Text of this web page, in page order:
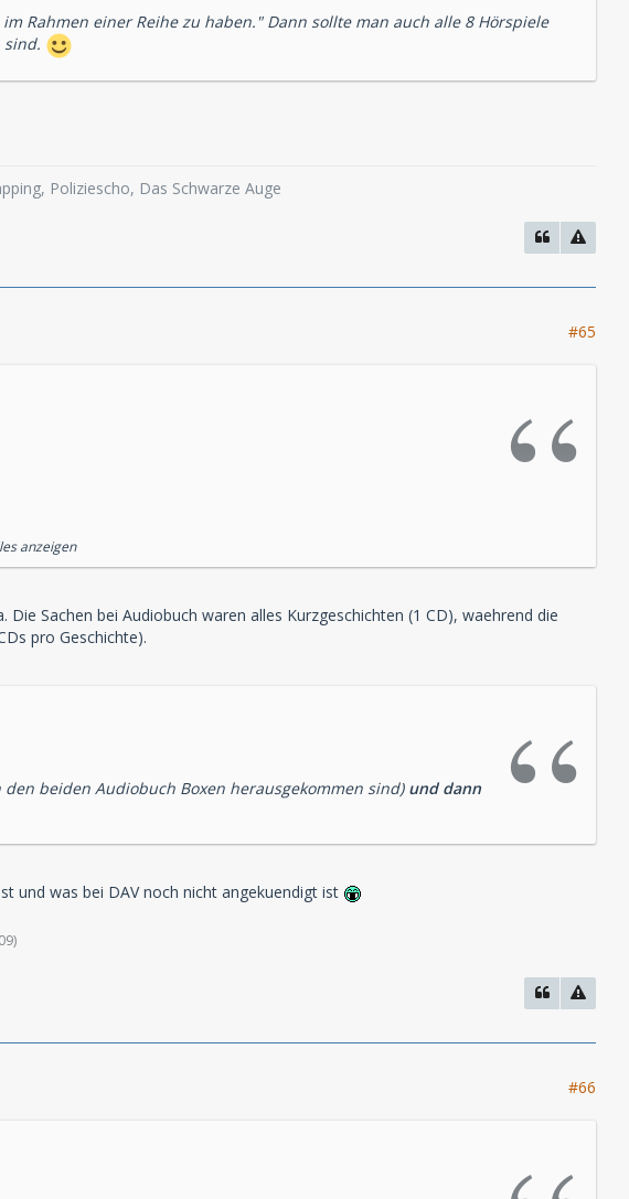
Rahmen einer Reihe zu haben." Dann sollte man auch alle 8 Hörspiele
sind.
Poliziescho, Das Schwarze Auge
#65
anzeigen
Die Sachen bei Audiobuch waren alles Kurzgeschichten (1 CD), waehrend die
pro Geschichte).
beiden Audiobuch Boxen herausgekommen sind) und dann
und was bei DAV noch nicht angekuendigt ist
)
#66